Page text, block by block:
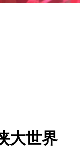
大世界